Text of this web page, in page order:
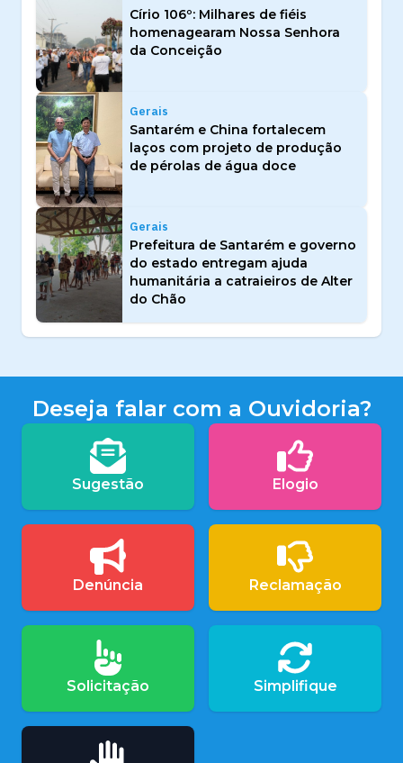
Círio 106º: Milhares de fiéis
homenagearam Nossa Senhora
da Conceição
Gerais
Santarém e China fortalecem
laços com projeto de produção
de pérolas de água doce
Gerais
Prefeitura de Santarém e governo
do estado entregam ajuda
humanitária a catraieiros de Alter
do Chão
Deseja falar com a Ouvidoria?
Sugestão Elogio
Denúncia Reclamação
Solicitação Simplifique